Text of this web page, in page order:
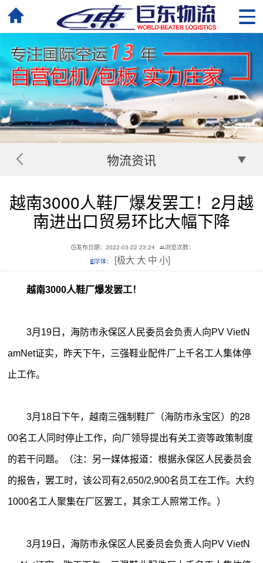
物流资讯
越南3000人鞋厂爆发罢工！2月越
南进出口贸易环比大幅下降
发布日期：2022-03-22 23:24
浏览次数：
字体：
[极大 大 中 小]
越南3000人鞋厂爆发罢工！
3月19日，海防市永保区人民委员会负责人向PV VietN
amNet证实，昨天下午，三强鞋业配件厂上千名工人集体停
止工作。
3月18日下午，越南三强制鞋厂（海防市永宝区）的28
00名工人同时停止工作，向厂领导提出有关工资等政策制度
的若干问题。（注：另一媒体报道：根据永保区人民委员会
的报告，罢工时，该公司有2,650/2,900名员工在工作。大约
1000名工人聚集在厂区罢工，其余工人照常工作。）
3月19日，海防市永保区人民委员会负责人向PV VietN